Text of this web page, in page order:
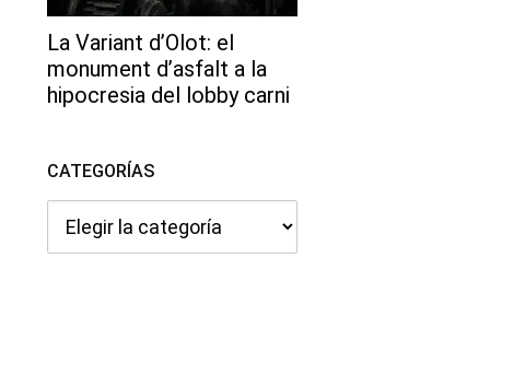
La Variant d’Olot: el
monument d’asfalt a la
hipocresia del lobby carni
CATEGORÍAS